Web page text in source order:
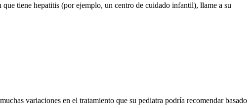
tiene hepatitis (por ejemplo, un centro de cuidado infantil), llame a su
variaciones en el tratamiento que su pediatra podría recomendar basado